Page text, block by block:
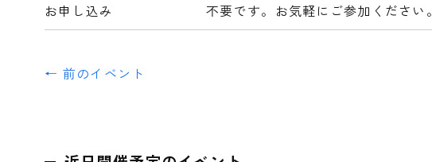
お申し込み 不要です。お気軽にご参加ください。
← 前のイベント